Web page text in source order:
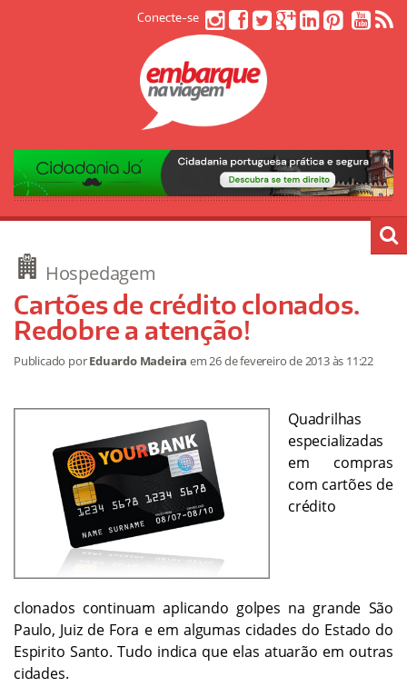
Conecte-se
Hospedagem
Cartões de crédito clonados.
Redobre a atenção!
Publicado porEduardo Madeira em26 de fevereiro de 2013às 11:22
Quadrilhas
especializadas
em compras
com cartões de
crédito
clonados continuam aplicando golpes na grande São
Paulo, Juiz de Fora e em algumas cidades do Estado do
Espirito Santo. Tudo indica que elas atuarão em outras
cidades.